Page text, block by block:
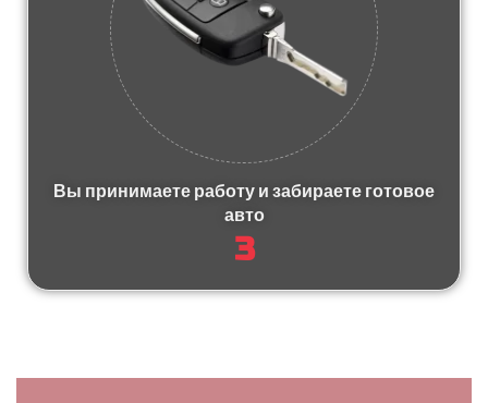
Вы принимаете работу и забираете готовое
авто
3